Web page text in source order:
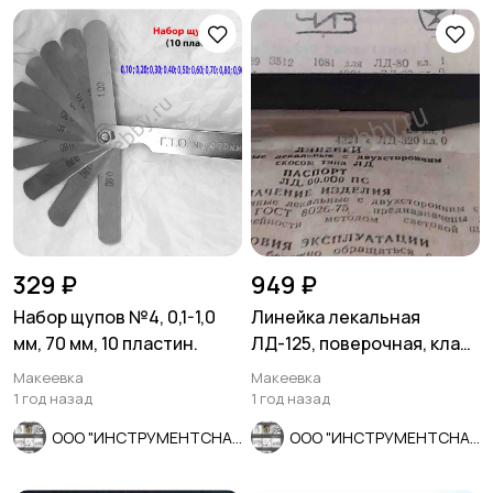
329 ₽
Набор щупов №4, 0,1-1,0
мм, 70 мм, 10 пластин.
Макеевка
1 год назад
949 ₽
Линейка лекальная
ЛД-125, поверочная, класс
0, ГОСТ 8026-75, СССР.
Макеевка
1 год назад